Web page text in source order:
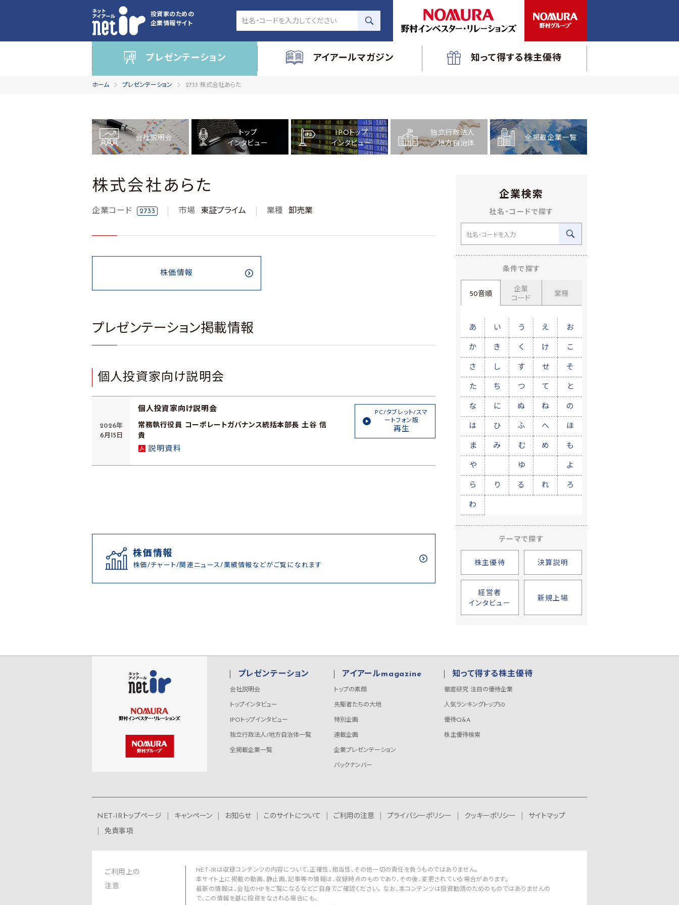
投資家のための
企業情報サイト
プレゼンテーション アイアールマガジン 知って得する株主優待
ホーム プレゼンテーション 2733 株式会社あらた
会社説明会
トップ
インタビュー
IPOトップ
インタビュー
独立行政法人
／地方自治体
全掲載企業一覧
株式会社あらた
企業コード 2733 市場 東証プライム 業種 卸売業
株価情報
プレゼンテーション掲載情報
個人投資家向け説明会
2026年
6月15日
個人投資家向け説明会
常務執行役員 コーポレートガバナンス統括本部長 土谷 信
貴
説明資料
PC/タブレット/スマ
ートフォン版
再生
株価情報
株価/チャート/関連ニュース/業績情報などがご覧になれます
企業検索
社名・コードで探す
条件で探す
50音順
企業
コード
業種
あ い う え お
か き く け こ
さ し す せ そ
た ち つ て と
な に ぬ ね の
は ひ ふ へ ほ
ま み む め も
や ゆ よ
ら り る れ ろ
わ
テーマで探す
株主優待 決算説明
経営者
インタビュー
新規上場
プレゼンテーション
会社説明会
トップインタビュー
IPOトップインタビュー
独立行政法人/地方自治体一覧
全掲載企業一覧
アイアールmagazine
トップの素顔
先駆者たちの大地
特別企画
連載企画
企業プレゼンテーション
バックナンバー
知って得する株主優待
徹底研究 注目の優待企業
人気ランキングトップ50
優待Q&A
株主優待検索
NET-IRトップページ キャンペーン お知らせ このサイトについて ご利用の注意 プライバシーポリシー クッキーポリシー
サイトマップ
免責事項
ご利用上の
注意
NET-IRは収録コンテンツの内容について、正確性、相当性、その他一切の責任を負うものではありません。
本サイト上に掲載の動画、静止画、記事等の情報は、収録時点のものであり、その後、変更されている場合があります。
最新の情報は、会社のHPをご覧になるなどご自身でご確認ください。 なお、本コンテンツは投資勧誘のためのものではありませんの
で、この情報を基に投資をなされる場合にも、